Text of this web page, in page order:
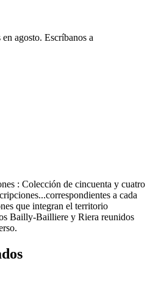
agosto. Escríbanos a
: Colección de cincuenta y cuatro
a cada
que integran el territorio
Bailly-Bailliere y Riera reunidos